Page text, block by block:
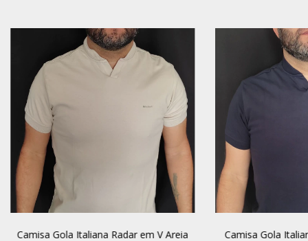
Camisa Gola Italiana Radar em V Areia
Camisa Gola